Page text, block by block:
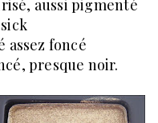
aussi pigmenté
assez foncé
presque noir.